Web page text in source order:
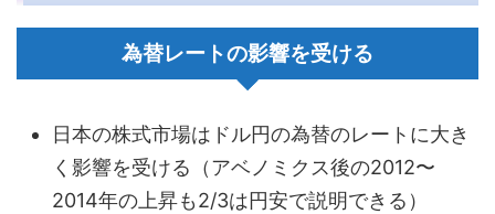
為替レートの影響を受ける
日本の株式市場はドル円の為替のレートに大き
く影響を受ける（アベノミクス後の2012〜
2014年の上昇も2/3は円安で説明できる）